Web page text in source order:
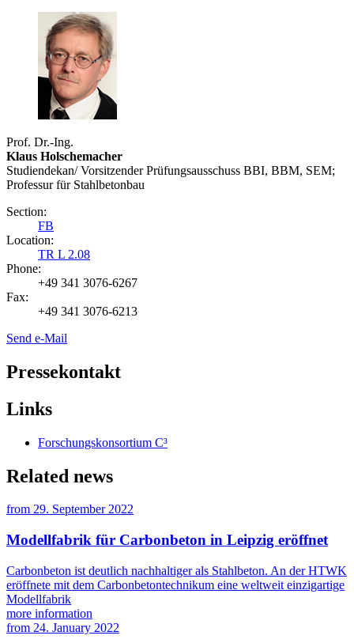
Prof. Dr.-Ing.
Klaus Holschemacher
Studiendekan/ Vorsitzender Prüfungsausschuss BBI, BBM, SEM;
Professur für Stahlbetonbau
Section:
FB
Location:
TR L 2.08
Phone:
+49 341 3076-6267
Fax:
+49 341 3076-6213
Send e-Mail
Pressekontakt
Links
Forschungskonsortium C³
Related news
from 29. September 2022
Modellfabrik für Carbonbeton in Leipzig eröffnet
Carbonbeton ist deutlich nachhaltiger als Stahlbeton. An der HTWK
eröffnete mit dem Carbonbetontechnikum eine weltweit einzigartige
Modellfabrik
more information
from 24. January 2022